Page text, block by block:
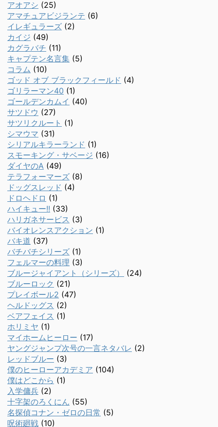
アオアシ (25)
アマチュアビジランテ (6)
イレギュラーズ (2)
カイジ (49)
カグラバチ (11)
キャプテン名言集 (5)
コラム (10)
ゴッド オブ ブラックフィールド (4)
ゴリラーマン40 (1)
ゴールデンカムイ (40)
サツドウ (27)
サツリクルート (1)
シマウマ (31)
シリアルキラーランド (1)
スモーキング・サベージ (16)
ダイヤのA (49)
テラフォーマーズ (8)
ドッグスレッド (4)
ドロヘドロ (1)
ハイキュー!! (33)
ハリガネサービス (3)
バイオレンスアクション (1)
バキ道 (37)
バチバチシリーズ (1)
フェルマーの料理 (3)
ブルージャイアント（シリーズ）
(24)
ブルーロック (21)
プレイボール2 (47)
ヘルドッグス (2)
ベアフェイス (1)
ホリミヤ (1)
マイホームヒーロー (17)
ヤングジャンプ次号の一言ネタバレ (2)
レッドブルー (3)
僕のヒーローアカデミア (104)
僕はどこから (1)
入学傭兵 (2)
十字架のろくにん (55)
名探偵コナン・ゼロの日常 (5)
呪術廻戦 (10)